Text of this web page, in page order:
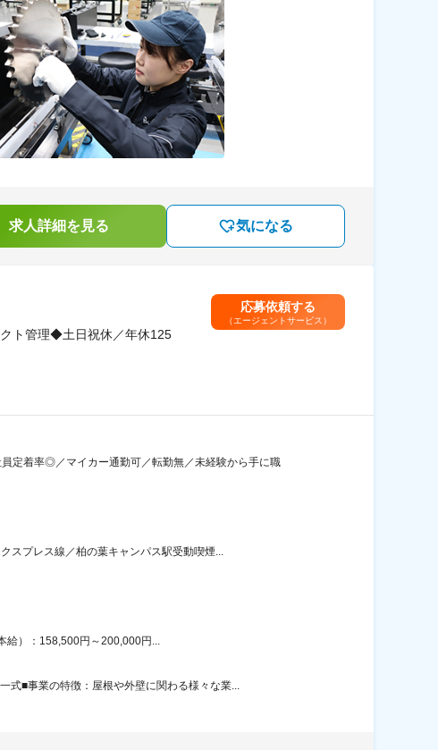
求人詳細を見る 気になる
ト管理◆土日祝休／年休125
応募依頼する
（エージェントサービス）
定着率◎／マイカー通勤可／転勤無／未経験から手に職
スプレス線／柏の葉キャンパス駅受動喫煙...
給）：158,500円～200,000円...
式■事業の特徴：屋根や外壁に関わる様々な業...